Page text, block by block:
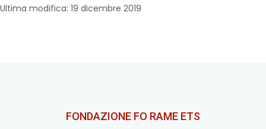
Ultima modifica: 19 dicembre 2019
FONDAZIONE FO RAME ETS